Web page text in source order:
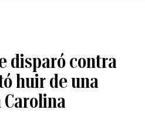
disparó contra
huir de una